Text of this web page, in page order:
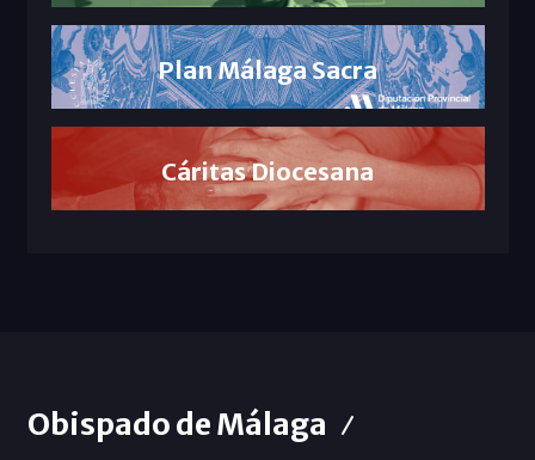
Plan Málaga Sacra
Cáritas Diocesana
Obispado de Málaga